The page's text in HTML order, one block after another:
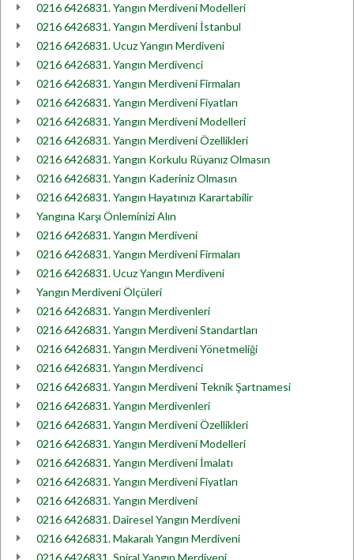
0216 6426831. Yangın Merdiveni Modelleri
0216 6426831. Yangın Merdiveni İstanbul
0216 6426831. Ucuz Yangın Merdiveni
0216 6426831. Yangın Merdivenci
0216 6426831. Yangın Merdiveni Firmaları
0216 6426831. Yangın Merdiveni Fiyatları
0216 6426831. Yangın Merdiveni Modelleri
0216 6426831. Yangın Merdiveni Özellikleri
0216 6426831. Yangın Korkulu Rüyanız Olmasın
0216 6426831. Yangın Kaderiniz Olmasın
0216 6426831. Yangın Hayatınızı Karartabilir
Yangına Karşı Önleminizi Alın
0216 6426831. Yangın Merdiveni
0216 6426831. Yangın Merdiveni Firmaları
0216 6426831. Ucuz Yangın Merdiveni
Yangın Merdiveni Ölçüleri
0216 6426831. Yangın Merdivenleri
0216 6426831. Yangın Merdiveni Standartları
0216 6426831. Yangın Merdiveni Yönetmeliği
0216 6426831. Yangın Merdivenci
0216 6426831. Yangın Merdiveni Teknik Şartnamesi
0216 6426831. Yangın Merdivenleri
0216 6426831. Yangın Merdiveni Özellikleri
0216 6426831. Yangın Merdiveni Modelleri
0216 6426831. Yangın Merdiveni İmalatı
0216 6426831. Yangın Merdiveni Fiyatları
0216 6426831. Yangın Merdiveni
0216 6426831. Dairesel Yangın Merdiveni
0216 6426831. Makaralı Yangın Merdiveni
0216 6426831. Spiral Yangın Merdiveni